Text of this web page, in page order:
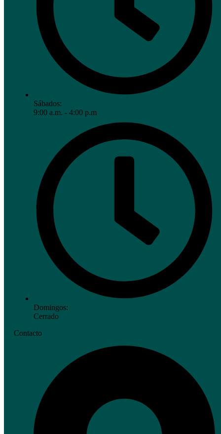
Sábados:
9:00 a.m. - 4:00 p.m
Domingos:
Cerrado
Contacto